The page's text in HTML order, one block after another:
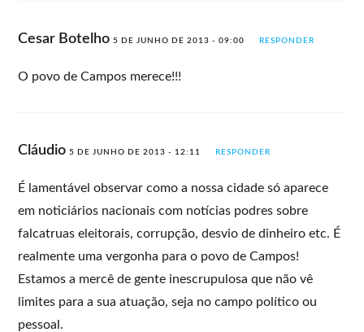
Cesar Botelho 5 DE JUNHO DE 2013 - 09:00 RESPONDER
O povo de Campos merece!!!
Cláudio 5 DE JUNHO DE 2013 - 12:11 RESPONDER
É lamentável observar como a nossa cidade só aparece
em noticiários nacionais com notícias podres sobre
falcatruas eleitorais, corrupção, desvio de dinheiro etc. É
realmente uma vergonha para o povo de Campos!
Estamos a mercê de gente inescrupulosa que não vê
limites para a sua atuação, seja no campo político ou
pessoal.